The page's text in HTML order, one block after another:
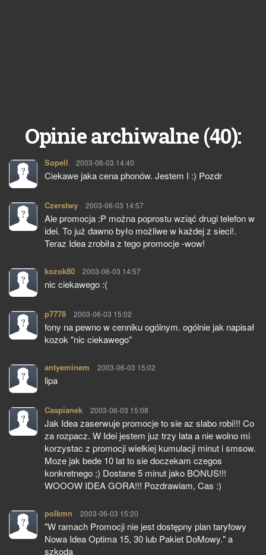
Opinie archiwalne (40):
Sopell pisze:
2003-06-03 14:40
Ciekawe jaka cena phonów. Jestem I :) Pozdr
Czerstwy pisze:
2003-06-03 14:57
Ale promocja :P można poprostu wziąć drugi telefon w
idei. To już dawno było możliwe w każdej z sieci!.
Teraz Idea zrobiła z tego promocje -wow!
kozok80 pisze:
2003-06-03 14:57
nic ciekawego :(
p7778 pisze:
2003-06-03 15:02
fony na pewno w cenniku ogólnym. ogólnie jak napisał
kozok "nic ciekawego"
antyeminem pisze:
2003-06-03 15:02
lipa
Caspianek pisze:
2003-06-03 15:08
Jak Idea zaserwuje promocje to sie az slabo robi!!! Co
za rozpacz. W Idei jestem juz trzy lata a nie wolno mi
korzystac z promocji wielkiej kumulacji minut i smsow.
Moze jak bede 10 lat to sie doczekam czegos
konkretnego ;) Dostane 5 minut jako BONUS!!!
WOOOW IDEA GORA!!! Pozdrawiam, Cas :)
polkmn pisze:
2003-06-03 15:20
"W ramach Promocji nie jest dostępny plan taryfowy
Nowa Idea Optima 15, 30 lub Pakiet DoMowy." a
szkoda